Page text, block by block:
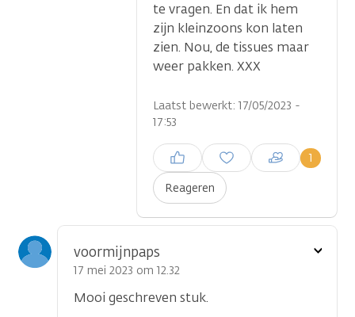
te vragen. En dat ik hem
zijn kleinzoons kon laten
zien. Nou, de tissues maar
weer pakken. XXX
Laatst bewerkt: 17/05/2023 -
17:53
Reageren
1
Inloggen om een reactie te
plaatsen
voormijnpaps
17 mei 2023 om 12.32
Mooi geschreven stuk.
Toon